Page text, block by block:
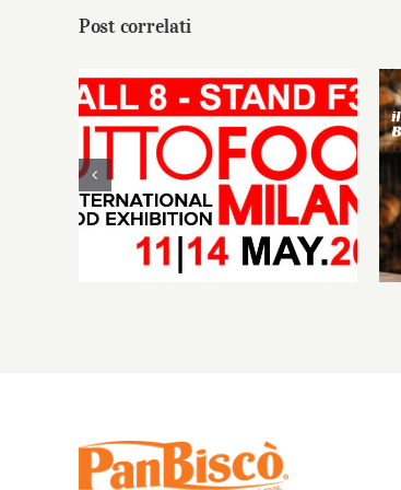
Post correlati
PanBiscò al TUTTOFOOD
Milano